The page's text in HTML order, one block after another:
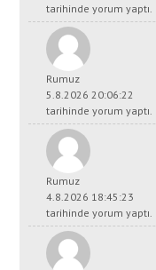
tarihinde yorum yaptı.
Rumuz
5.8.2026 20:06:22
tarihinde yorum yaptı.
Rumuz
4.8.2026 18:45:23
tarihinde yorum yaptı.